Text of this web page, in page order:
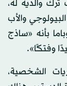
والديه له،
والأب
بأنه «ساذج
وفتكًا».
الشخصية،